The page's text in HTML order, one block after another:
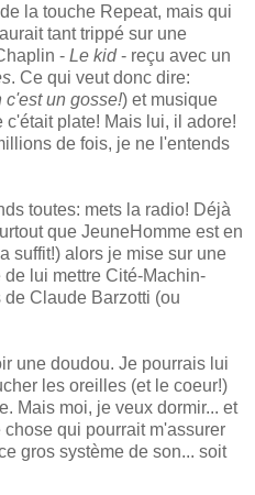
la touche Repeat, mais qui
tant trippé sur une
- Le kid- reçu avec un
. Ce qui veut donc dire:
c'est un gosse!) et musique
plate! Mais lui, il adore!
de fois, je ne l'entends
toutes: mets la radio! Déjà
que JeuneHomme est en
suffit!) alors je mise sur une
lui mettre Cité-Machin-
Claude Barzotti (ou
une doudou. Je pourrais lui
les oreilles (et le coeur!)
Mais moi, je veux dormir... et
qui pourrait m'assurer
gros système de son... soit